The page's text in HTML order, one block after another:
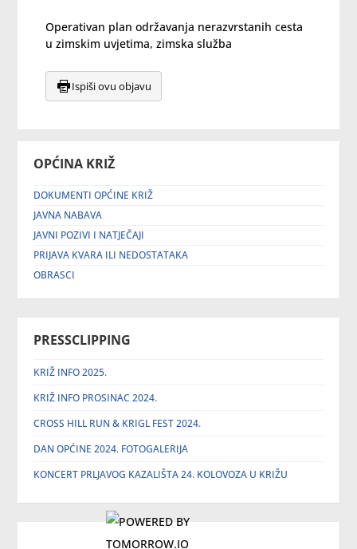
OPĆINA KRIŽ
DOKUMENTI OPĆINE KRIŽ
JAVNA NABAVA
JAVNI POZIVI I NATJEČAJI
PRIJAVA KVARA ILI NEDOSTATAKA
OBRASCI
PRESSCLIPPING
KRIŽ INFO 2025.
KRIŽ INFO PROSINAC 2024.
CROSS HILL RUN & KRIGL FEST 2024.
DAN OPĆINE 2024. FOTOGALERIJA
KONCERT PRLJAVOG KAZALIŠTA 24. KOLOVOZA U KRIŽU
Operativan plan održavanja nerazvrstanih cesta
u zimskim uvjetima, zimska služba
Ispiši ovu objavu